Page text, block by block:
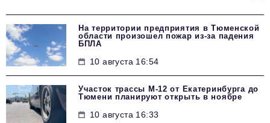
На территории предприятия в Тюменской
области произошел пожар из-за падения
БПЛА
10 августа 16:54
Участок трассы М-12 от Екатеринбурга до
Тюмени планируют открыть в ноябре
10 августа 16:33